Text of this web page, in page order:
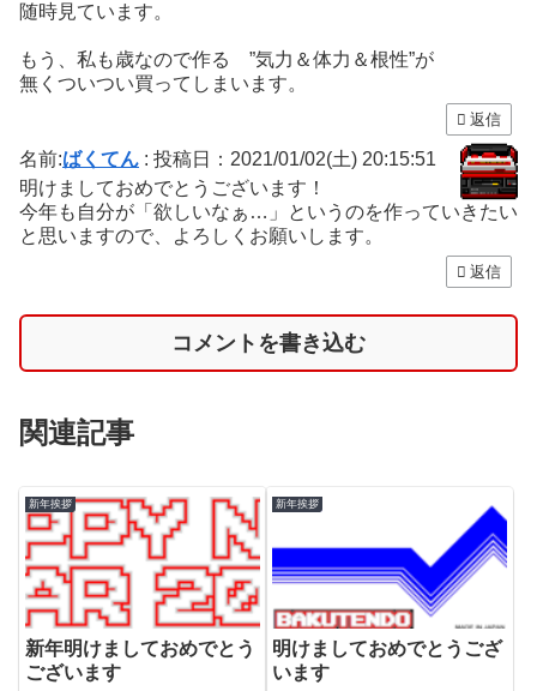
随時見ています。
もう、私も歳なので作る ”気力＆体力＆根性”が
無くついつい買ってしまいます。
返信
名前:ばくてん : 投稿日：2021/01/02(土) 20:15:51
明けましておめでとうございます！
今年も自分が「欲しいなぁ…」というのを作っていきたい
と思いますので、よろしくお願いします。
返信
コメントを書き込む
関連記事
新年挨拶
新年明けましておめでとう
ございます
新年挨拶
明けましておめでとうござ
います